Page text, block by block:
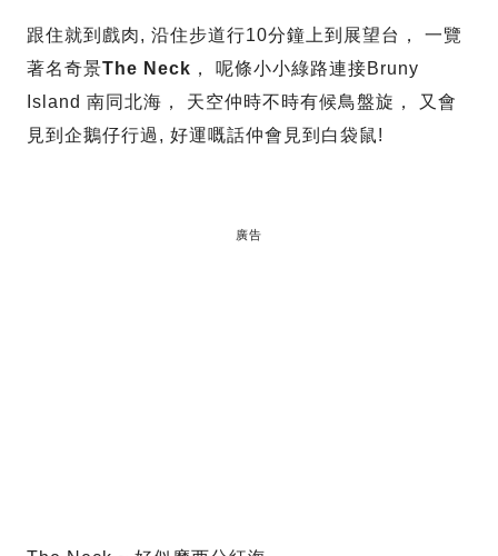
跟住就到戲肉, 沿住步道行10分鐘上到展望台， 一覽
著名奇景The Neck ， 呢條小小綠路連接Bruny
Island 南同北海， 天空仲時不時有候鳥盤旋， 又會
見到企鵝仔行過, 好運嘅話仲會見到白袋鼠!
廣告